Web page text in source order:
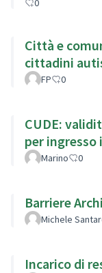
Città e
cittadini
FP 0
CUDE:
per ingresso
Marino 0
Barriere
Michele
Incarico di